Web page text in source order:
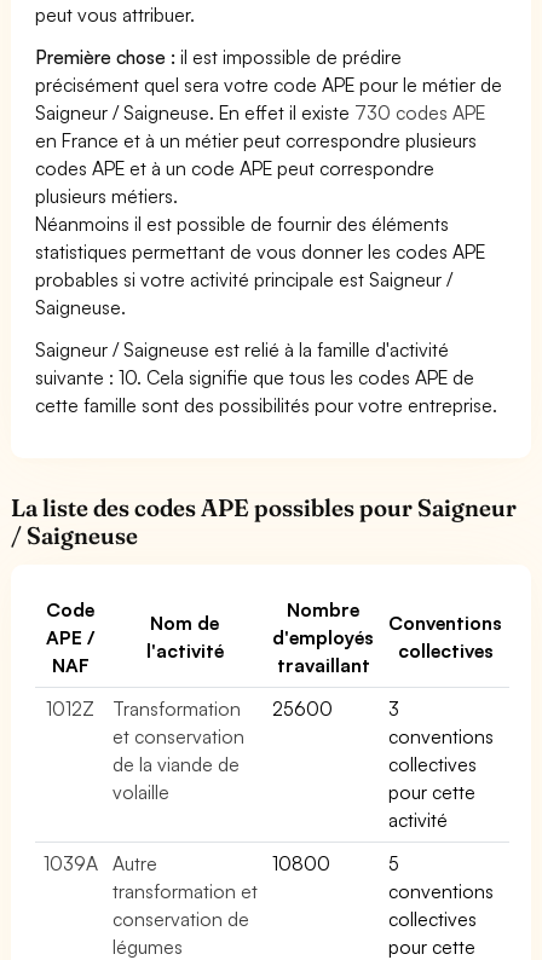
peut vous attribuer.
Première chose : il est impossible de prédire
précisément quel sera votre code APE pour le métier de
Saigneur / Saigneuse. En effet il existe 730 codes APE
en France et à un métier peut correspondre plusieurs
codes APE et à un code APE peut correspondre
plusieurs métiers.
Néanmoins il est possible de fournir des éléments
statistiques permettant de vous donner les codes APE
probables si votre activité principale est Saigneur /
Saigneuse.
Saigneur / Saigneuse est relié à la famille d'activité
suivante : 10. Cela signifie que tous les codes APE de
cette famille sont des possibilités pour votre entreprise.
La liste des codes APE possibles pour Saigneur
/ Saigneuse
Code
APE /
NAF
Nom de
l'activité
Nombre
d'employés
travaillant
Conventions
collectives
1012Z
Transformation
et conservation
de la viande de
volaille
25600
3
conventions
collectives
pour cette
activité
1039A
Autre
transformation et
conservation de
légumes
10800
5
conventions
collectives
pour cette